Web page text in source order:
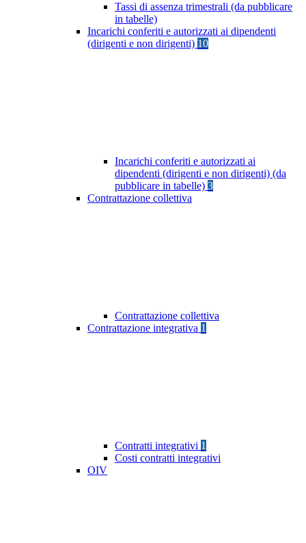
Tassi di assenza trimestrali (da pubblicare
in tabelle)
Incarichi conferiti e autorizzati ai dipendenti
(dirigenti e non dirigenti) 10
Incarichi conferiti e autorizzati ai
dipendenti (dirigenti e non dirigenti) (da
pubblicare in tabelle) 3
Contrattazione collettiva
Contrattazione collettiva
Contrattazione integrativa 1
Contratti integrativi 1
Costi contratti integrativi
OIV